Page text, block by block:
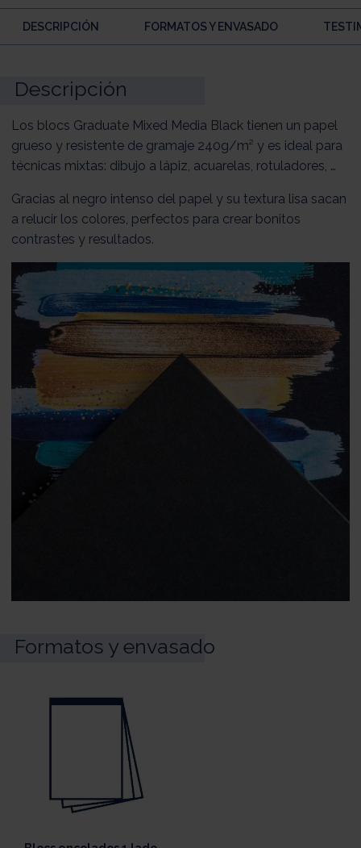
DESCRIPCIÓN FORMATOS Y ENVASADO
Descripción
Los blocs Graduate Mixed Media Black tienen un papel
grueso y resistente de gramaje 240g/m² y es ideal para
técnicas mixtas: dibujo a lápiz, acuarelas, rotuladores, …
Gracias al negro intenso del papel y su textura lisa sacan
a relucir los colores, perfectos para crear bonitos
contrastes y resultados.
Formatos y envasado